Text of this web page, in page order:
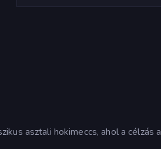
asztali hokimeccs, ahol a célzás a